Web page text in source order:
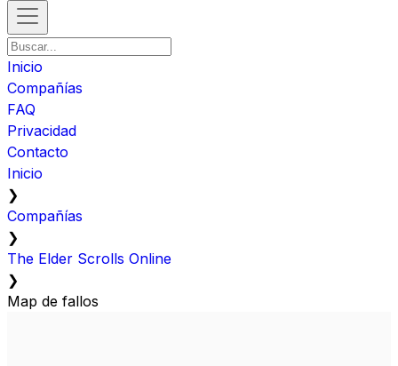
Inicio
Compañías
FAQ
Privacidad
Contacto
Inicio
❯
Compañías
❯
The Elder Scrolls Online
❯
Map de fallos